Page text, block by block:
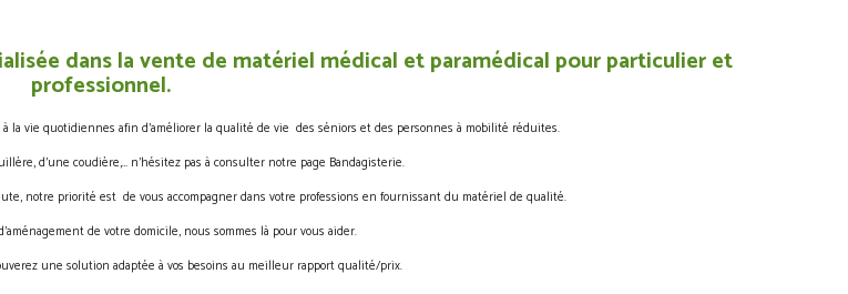
dans la vente de matériel médical et paramédical pour particulier et
professionnel.
la vie quotidiennes afin d’améliorer la qualité de vie des séniors et des personnes à mobilité réduites.
d’une coudière,… n’hésitez pas à consulter notre page Bandagisterie.
notre priorité est de vous accompagner dans votre professions en fournissant du matériel de qualité.
de votre domicile, nous sommes là pour vous aider.
une solution adaptée à vos besoins au meilleur rapport qualité/prix.